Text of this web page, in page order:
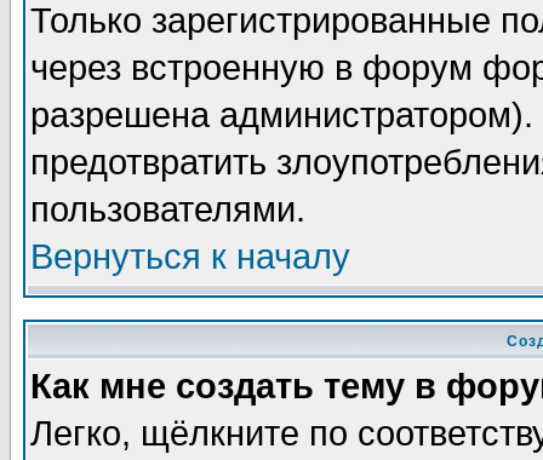
Только зарегистрированные
через встроенную в форум
разрешена
предотвратить
пользователями.
Вернуться к началу
Как мне создать тему в
Легко, щёлкните по